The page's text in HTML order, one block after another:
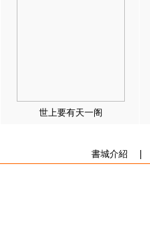
世上要有天一阁
書城介紹